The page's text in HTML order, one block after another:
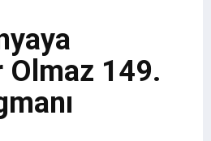
Olmaz 149.